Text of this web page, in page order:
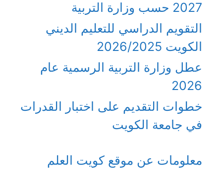
2027 حسب وزارة التربية
التقويم الدراسي للتعليم الديني
الكويت 2026/2025
عطل وزارة التربية الرسمية عام
2026
خطوات التقديم على اختبار القدرات
في جامعة الكويت
معلومات عن موقع كويت العلم